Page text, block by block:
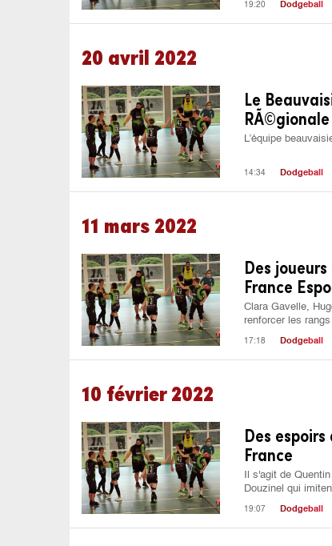
19:20 Dodgeball
20 avril 2022
Le
L’équipe
14:34 Dodgeball
11 mars 2022
Des
France
Clara Gavelle,
renforcer les
17:18 Dodgeball
10 février 2022
Des
France
Il s'agit de
Douzinel qui
19:07 Dodgeball